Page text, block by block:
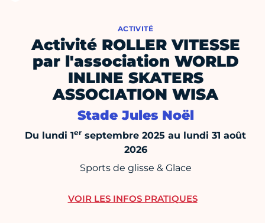
ACTIVITÉ
Activité ROLLER VITESSE
par l'association WORLD
INLINE SKATERS
ASSOCIATION WISA
Stade Jules Noël
Du lundi 1er septembre 2025 au lundi 31 août
2026
Sports de glisse & Glace
VOIR LES INFOS PRATIQUES